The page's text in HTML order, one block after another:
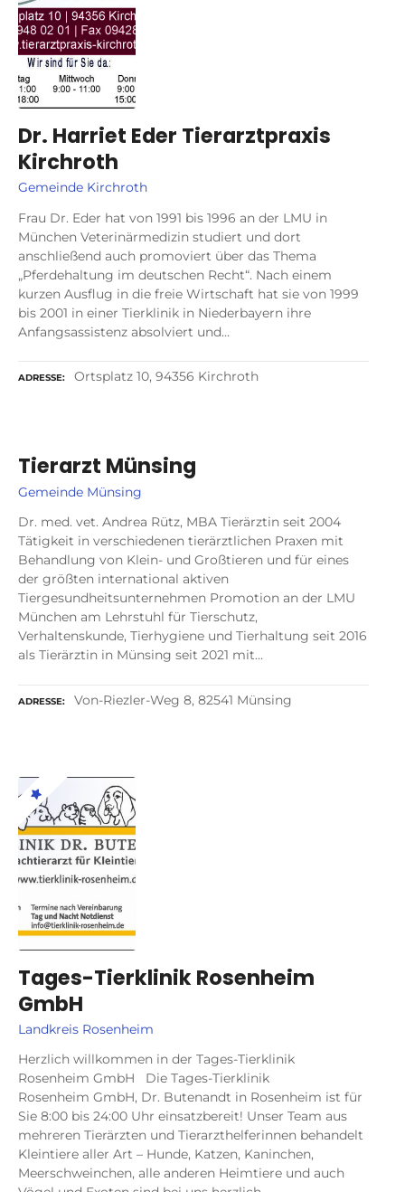
Dr. Harriet Eder Tierarztpraxis
Kirchroth
Gemeinde Kirchroth
Frau Dr. Eder hat von 1991 bis 1996 an der LMU in
München Veterinärmedizin studiert und dort
anschließend auch promoviert über das Thema
„Pferdehaltung im deutschen Recht“. Nach einem
kurzen Ausflug in die freie Wirtschaft hat sie von 1999
bis 2001 in einer Tierklinik in Niederbayern ihre
Anfangsassistenz absolviert und…
ADRESSE Ortsplatz 10, 94356 Kirchroth
Tierarzt Münsing
Gemeinde Münsing
Dr. med. vet. Andrea Rütz, MBA Tierärztin seit 2004
Tätigkeit in verschiedenen tierärztlichen Praxen mit
Behandlung von Klein- und Großtieren und für eines
der größten international aktiven
Tiergesundheitsunternehmen Promotion an der LMU
München am Lehrstuhl für Tierschutz,
Verhaltenskunde, Tierhygiene und Tierhaltung seit 2016
als Tierärztin in Münsing seit 2021 mit…
ADRESSE Von-Riezler-Weg 8, 82541 Münsing
Tages-Tierklinik Rosenheim
GmbH
Landkreis Rosenheim
Herzlich willkommen in der Tages-Tierklinik
Rosenheim GmbH Die Tages-Tierklinik
Rosenheim GmbH, Dr. Butenandt in Rosenheim ist für
Sie 8:00 bis 24:00 Uhr einsatzbereit! Unser Team aus
mehreren Tierärzten und Tierarzthelferinnen behandelt
Kleintiere aller Art – Hunde, Katzen, Kaninchen,
Meerschweinchen, alle anderen Heimtiere und auch